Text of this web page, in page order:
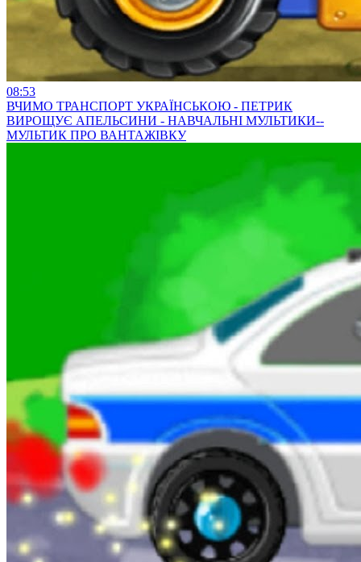
08:53
ВЧИМО ТРАНСПОРТ УКРАЇНСЬКОЮ - ПЕТРИК
ВИРОЩУЄ АПЕЛЬСИНИ - НАВЧАЛЬНІ МУЛЬТИКИ--
МУЛЬТИК ПРО ВАНТАЖІВКУ